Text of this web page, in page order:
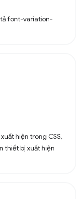
tả font-variation-
hiện trong CSS,
thiết bị xuất hiện